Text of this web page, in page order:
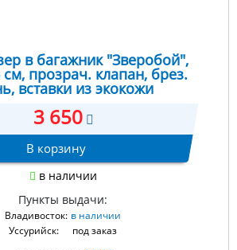
в багажник "Зверобой",
см, прозрач. клапан, брез.
вставки из экокожи
3 650
В корзину
в наличии
Пункты выдачи:
Владивосток: в наличии
Уссурийск:
под заказ